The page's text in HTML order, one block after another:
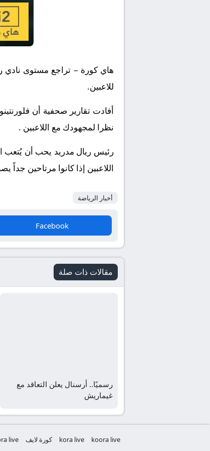
هاي كورة – تراجع مستوى نادي
للاعبين.
أفادت تقارير صحفية أن
نظرا لمجهودك مع اللاعبين .
رئيس ريال مدريد يحب أن يُتعب
اللاعبين إذا كانوا مرتاحين
أخبار الرياضة
Facebook
مقالات ذات صلة
رسميًا.. أرسنال يعلن التعاقد مع
غيماريش
koora live
kora live كورة لايف live